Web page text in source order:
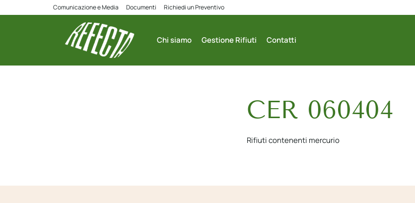
Comunicazione e Media Documenti Richiedi un Preventivo
Chi siamo Gestione Rifiuti Contatti
CER 060404
Rifiuti contenenti mercurio